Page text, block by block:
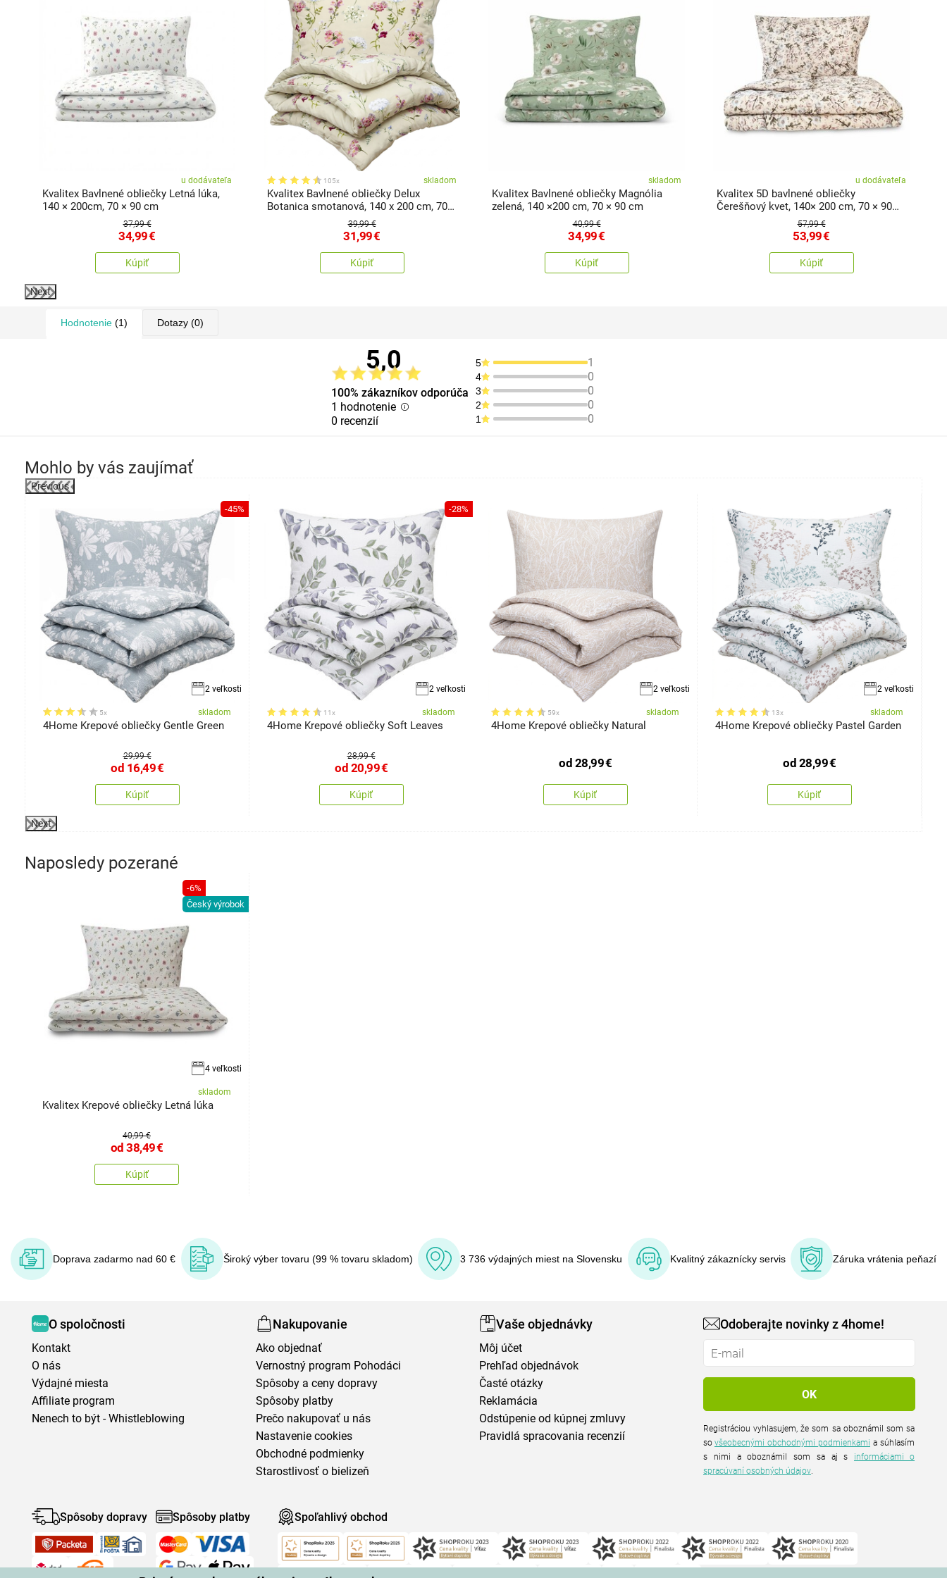
u dodávateľa
Kvalitex Bavlnené obliečky Letná lúka,
140 × 200cm, 70 × 90 cm
37,99 €
34,99€
Kúpiť
105x skladom
Kvalitex Bavlnené obliečky Delux
Botanica smotanová, 140 x 200 cm, 70 x
39,99 €
31,99€
Kúpiť
skladom
Kvalitex Bavlnené obliečky Magnólia
zelená, 140 ×200 cm, 70 × 90 cm
40,99 €
34,99€
Kúpiť
u dodávateľa
Kvalitex 5D bavlnené obliečky
Čerešňový kvet, 140× 200 cm, 70 × 90
57,99 €
53,99€
Kúpiť
Next
Hodnotenie (1) Dotazy (0)
5,0
100% zákazníkov odporúča
1 hodnotenie
0 recenzií
5 1
4 0
3 0
2 0
1 0
Mohlo by vás zaujímať
Previous
-45%
2 veľkosti
5x skladom
4Home Krepové obliečky Gentle Green
29,99 €
od 16,49€
Kúpiť
-28%
2 veľkosti
11x skladom
4Home Krepové obliečky Soft Leaves
28,99 €
od 20,99€
Kúpiť
2 veľkosti
59x skladom
4Home Krepové obliečky Natural
od 28,99€
Kúpiť
2 veľkosti
13x skladom
4Home Krepové obliečky Pastel Garden
od 28,99€
Kúpiť
Next
Naposledy pozerané
-6%
Český výrobok
4 veľkosti
skladom
Kvalitex Krepové obliečky Letná lúka
40,99 €
od 38,49€
Kúpiť
Doprava zadarmo nad 60 € Široký výber tovaru (99 % tovaru skladom) 3 736 výdajných miest na Slovensku Kvalitný zákaznícky servis Záruka vrátenia peňazí
O spoločnosti
Kontakt
O nás
Výdajné miesta
Affiliate program
Nenech to být - Whistleblowing
Nakupovanie
Ako objednať
Vernostný program Pohodáci
Spôsoby a ceny dopravy
Spôsoby platby
Prečo nakupovať u nás
Nastavenie cookies
Obchodné podmienky
Starostlivosť o bielizeň
Vaše objednávky
Môj účet
Prehľad objednávok
Časté otázky
Reklamácia
Odstúpenie od kúpnej zmluvy
Pravidlá spracovania recenzií
Odoberajte novinky z 4home!
Registráciou vyhlasujem, že som sa oboznámil som sa
sovšeobecnými obchodnými podmienkami a súhlasím
s nimi a oboznámil som sa aj s informáciami o
spracúvaní osobných údajov.
Spôsoby dopravy Spôsoby platby Spoľahlivý obchod